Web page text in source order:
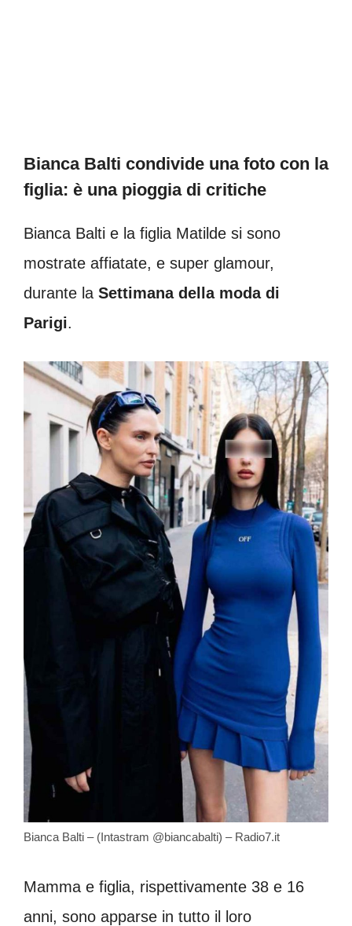
Bianca Balti condivide una foto con la
figlia: è una pioggia di critiche
Bianca Balti e la figlia Matilde si sono
mostrate affiatate, e super glamour,
durante la Settimana della moda di
Parigi.
Bianca Balti – (Intastram @biancabalti) – Radio7.it
Mamma e figlia, rispettivamente 38 e 16
anni, sono apparse in tutto il loro